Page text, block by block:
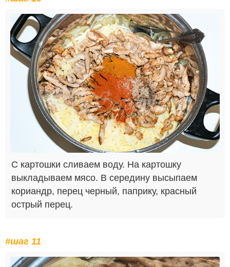
С картошки сливаем воду. На картошку
выкладываем мясо. В середину высыпаем
кориандр, перец черный, паприку, красный
острый перец.
#шаг 11